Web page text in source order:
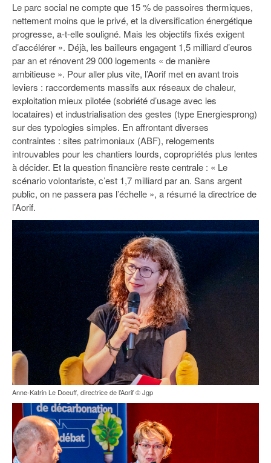
Le parc social ne compte que 15 % de passoires thermiques,
nettement moins que le privé, et la diversification énergétique
progresse, a-t-elle souligné. Mais les objectifs fixés exigent
d’accélérer ». Déjà, les bailleurs engagent 1,5 milliard d’euros
par an et rénovent 29 000 logements « de manière
ambitieuse ». Pour aller plus vite, l’Aorif met en avant trois
leviers : raccordements massifs aux réseaux de chaleur,
exploitation mieux pilotée (sobriété d’usage avec les
locataires) et industrialisation des gestes (type Energiesprong)
sur des typologies simples. En affrontant diverses
contraintes : sites patrimoniaux (ABF), relogements
introuvables pour les chantiers lourds, copropriétés plus lentes
à décider. Et la question financière reste centrale : « Le
scénario volontariste, c’est 1,7 milliard par an. Sans argent
public, on ne passera pas l’échelle », a résumé la directrice de
l’Aorif.
Anne-Katrin Le Doeuff, directrice de l’Aorif © Jgp